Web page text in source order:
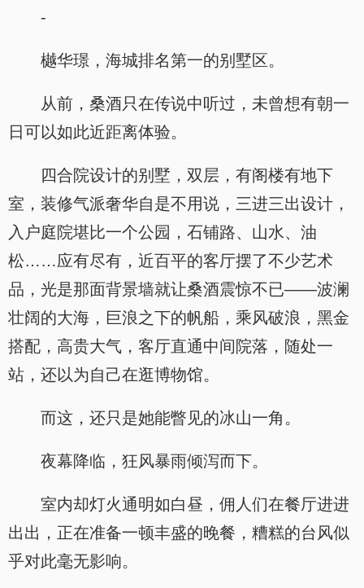
-
樾华璟，海城排名第一的别墅区。
从前，桑酒只在传说中听过，未曾想有朝一
日可以如此近距离体验。
四合院设计的别墅，双层，有阁楼有地下
室，装修气派奢华自是不用说，三进三出设计，
入户庭院堪比一个公园，石铺路、山水、油
松……应有尽有，近百平的客厅摆了不少艺术
品，光是那面背景墙就让桑酒震惊不已——波澜
壮阔的大海，巨浪之下的帆船，乘风破浪，黑金
搭配，高贵大气，客厅直通中间院落，随处一
站，还以为自己在逛博物馆。
而这，还只是她能瞥见的冰山一角。
夜幕降临，狂风暴雨倾泻而下。
室内却灯火通明如白昼，佣人们在餐厅进进
出出，正在准备一顿丰盛的晚餐，糟糕的台风似
乎对此毫无影响。